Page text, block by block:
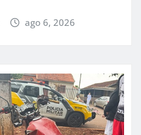
ago 6, 2026